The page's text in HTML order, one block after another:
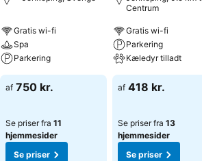
Gratis wi-fi
Spa
Parkering
af 750 kr.
Se priser fra 11
hjemmesider
Se priser
Centrum
Gratis wi-fi
Parkering
Kæledyr tilladt
af 418 kr.
Se priser fra 13
hjemmesider
Se priser